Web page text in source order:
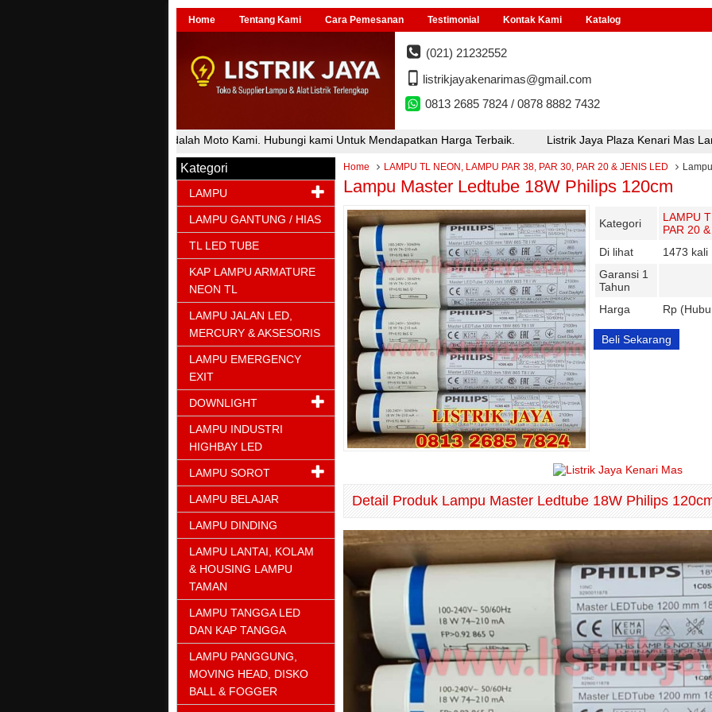
Home Tentang Kami Cara Pemesanan Testimonial Kontak Kami Katalog
(021) 21232552
listrikjayakenarimas@gmail.com
0813 2685 7824 / 0878 8882 7432
Bersaing Adalah Moto Kami. Hubungi kami Untuk Mendapatkan Harga Terbaik. Listrik Jaya Plaza Kenari Mas Lantai F3 Blok i
Home LAMPU TL NEON, LAMPU PAR 38, PAR 30, PAR 20 & JENIS LED
Lampu Master Ledtube 18W Philips 120cm
Kategori
LAMPU
PAR 20
Di lihat
1473 kali
Garansi 1
Tahun
Harga
Rp
Beli Sekarang
Detail Produk Lampu Master Ledtube 18W Philips
Kategori
LAMPU
LAMPU GANTUNG / HIAS
TL LED TUBE
KAP LAMPU ARMATURE
NEON TL
LAMPU JALAN LED,
MERCURY & AKSESORIS
LAMPU EMERGENCY
EXIT
DOWNLIGHT
LAMPU INDUSTRI
HIGHBAY LED
LAMPU SOROT
LAMPU BELAJAR
LAMPU DINDING
LAMPU LANTAI, KOLAM
& HOUSING LAMPU
TAMAN
LAMPU TANGGA LED
DAN KAP TANGGA
LAMPU PANGGUNG,
MOVING HEAD, DISKO
BALL & FOGGER